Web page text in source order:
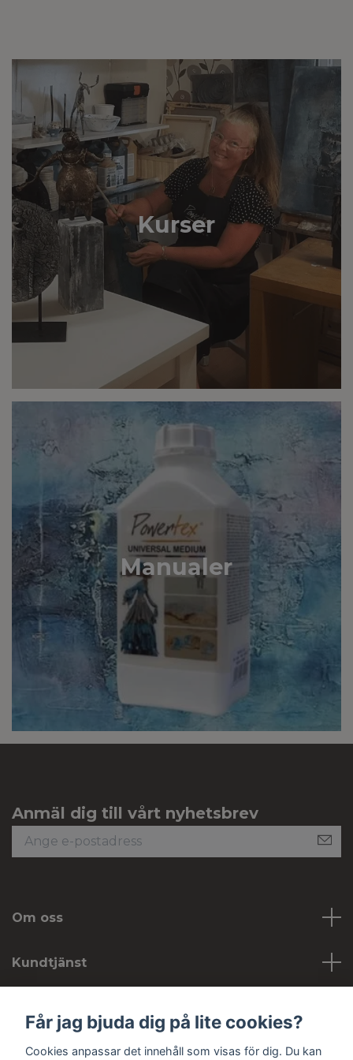
Kurser
Manualer
Anmäl dig till vårt nyhetsbrev
Om oss
Kundtjänst
Sociala medier
Får jag bjuda dig på lite cookies?
Cookies anpassar det innehåll som visas för dig. Du kan